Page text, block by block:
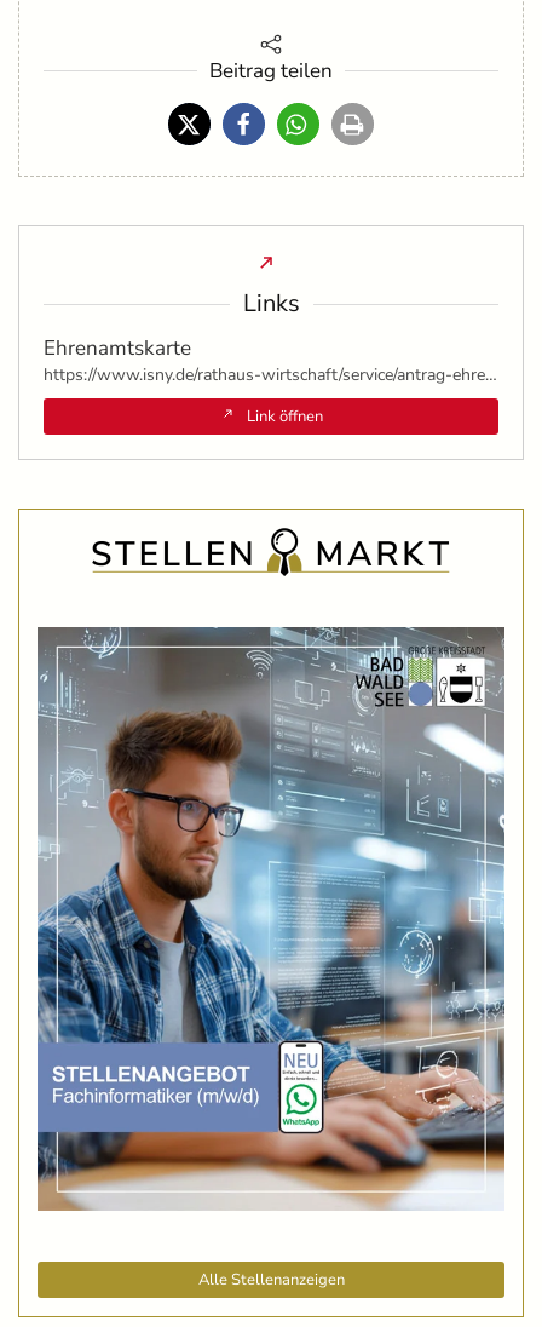
Beitrag teilen
Links
Ehrenamtskarte
https://www.isny.de/rathaus-wirtschaft/service/antrag-ehrenamtskarte.html
Link öffnen
Alle Stellenanzeigen